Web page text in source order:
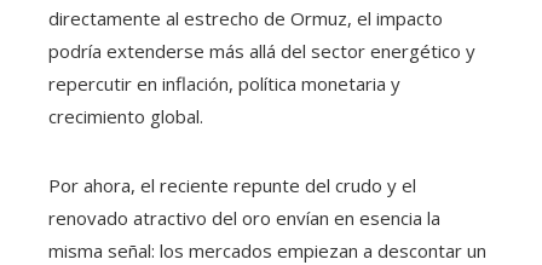
directamente al estrecho de Ormuz, el impacto
podría extenderse más allá del sector energético y
repercutir en inflación, política monetaria y
crecimiento global.
Por ahora, el reciente repunte del crudo y el
renovado atractivo del oro envían en esencia la
misma señal: los mercados empiezan a descontar un